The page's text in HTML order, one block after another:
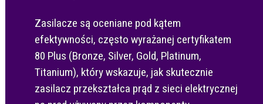
Zasilacze są oceniane pod kątem
efektywności, często wyrażanej certyfikatem
80 Plus (Bronze, Silver, Gold, Platinum,
Titanium), który wskazuje, jak skutecznie
zasilacz przekształca prąd z sieci elektrycznej